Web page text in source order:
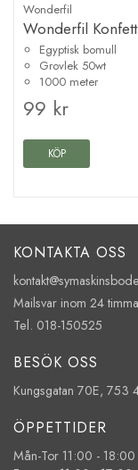
Wonderfil
Wonderfil
Egyptisk bomull
Grovlek 50wt
1000 meter
99 kr
KÖP
KONTAKTA OSS
Mailsvar inom 24
Tel. 018-150525
BESÖK OSS
Kungsgatan 70E, 753
ÖPPETTIDER
Mån-Tor 11:00 - 18:00